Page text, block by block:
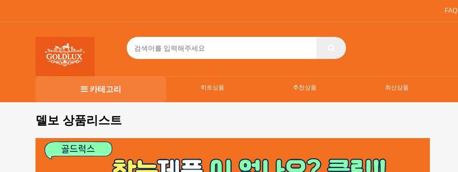
FAQ
카테고리 히트상품 추천상품 최신상품
델보 상품리스트